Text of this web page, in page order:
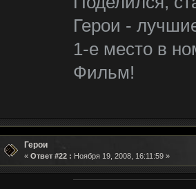
Герои -
1-е место в
Фильм!
Герои
« Ответ #22 : Ноября 19, 2008, 16:11:59 »